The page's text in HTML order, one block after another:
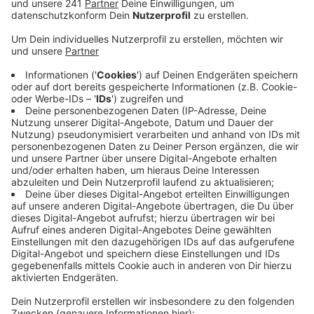
Anzeige
Eine grüne Stofftasche hängt an jedem der 40 Betten
– unter anderem mit Notfallmedikamenten und einer
Checkliste, denn der Umzug einer Krankenhausstation
ist eine organisatorische Herausforderung. Damit die
Wiesdorfer Geriatrie schneller, besser und günstiger
mit anderen Fachbereichen zusammenarbeiten kann,
bekommt sie jetzt eine eigene Etage im St. Remigius
Krankenhaus – frisch renoviert.
Dorthin haben Transporter in den letzten Wochen
schon möglichst viele medizinische Geräte und
Einrichtungsgegenstände gebracht. Nach dem Umzug
soll das Gebäude in Wiesdorf noch bis mindestens
2025 stehen bleiben. Die Suchthilfe der Caritas zieht